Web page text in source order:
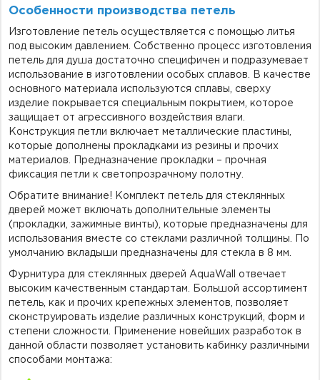
Особенности производства петель
Изготовление петель осуществляется с помощью литья
под высоким давлением. Собственно процесс изготовления
петель для душа достаточно специфичен и подразумевает
использование в изготовлении особых сплавов. В качестве
основного материала используются сплавы, сверху
изделие покрывается специальным покрытием, которое
защищает от агрессивного воздействия влаги.
Конструкция петли включает металлические пластины,
которые дополнены прокладками из резины и прочих
материалов. Предназначение прокладки – прочная
фиксация петли к светопрозрачному полотну.
Обратите внимание! Комплект петель для стеклянных
дверей может включать дополнительные элементы
(прокладки, зажимные винты), которые предназначены для
использования вместе со стеклами различной толщины. По
умолчанию вкладыши предназначены для стекла в 8 мм.
Фурнитура для стеклянных дверей AquaWall отвечает
высоким качественным стандартам. Большой ассортимент
петель, как и прочих крепежных элементов, позволяет
сконструировать изделие различных конструкций, форм и
степени сложности. Применение новейших разработок в
данной области позволяет установить кабинку различными
способами монтажа: